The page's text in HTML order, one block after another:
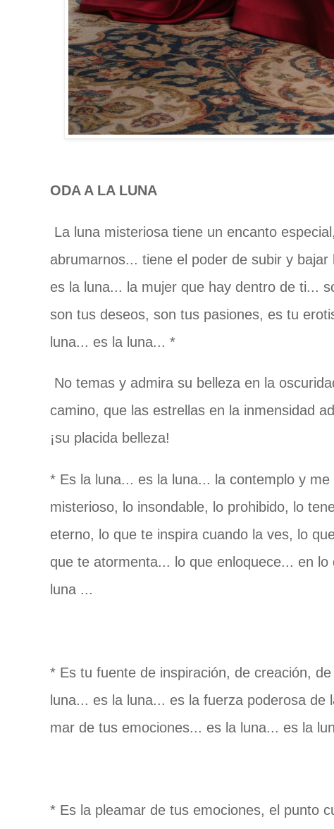
ODA A LA LUNA
La luna misteriosa tiene un encanto
abrumarnos... tiene el poder de subir y
es la luna... la mujer que hay dentro de ti...
son tus deseos, son tus pasiones, es tu
luna... es la luna... *
No temas y admira su belleza en la
camino, que las estrellas en la inmensidad
¡su placida belleza!
* Es la luna... es la luna... la contemplo y
misterioso, lo insondable, lo prohibido, lo
eterno, lo que te inspira cuando la ves, lo
que te atormenta... lo que enloquece... en
luna ...
* Es tu fuente de inspiración, de creación,
luna... es la luna... es la fuerza poderosa de
mar de tus emociones... es la luna... es la
* Es la pleamar de tus emociones, el punto